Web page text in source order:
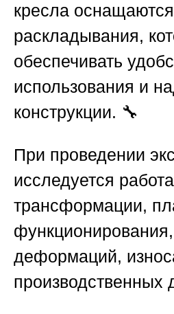
кресла
раскладывания,
обеспечивать
использования и
конструкции. 🔧
При проведении
исследуется
трансформации,
деформаций,
производственных